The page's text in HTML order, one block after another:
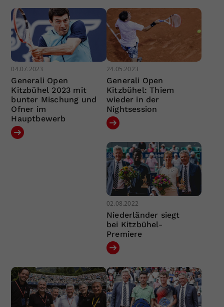
04.07.2023
Generali Open
Kitzbühel 2023 mit
bunter Mischung und
Ofner im
Hauptbewerb
24.05.2023
Generali Open
Kitzbühel: Thiem
wieder in der
Nightsession
02.08.2022
Niederländer siegt
bei Kitzbühel-
Premiere